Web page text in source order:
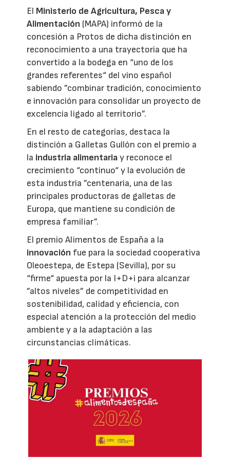
El Ministerio de Agricultura, Pesca y
Alimentación (MAPA) informó de la
concesión a Protos de dicha distinción en
reconocimiento a una trayectoria que ha
convertido a la bodega en “uno de los
grandes referentes“ del vino español
sabiendo ”combinar tradición, conocimiento
e innovación para consolidar un proyecto de
excelencia ligado al territorio”.
En el resto de categorías, destaca la
distinción a Galletas Gullón con el premio a
la industria alimentariay reconoce el
crecimiento “continuo“ y la evolución de
esta industria ”centenaria, una de las
principales productoras de galletas de
Europa, que mantiene su condición de
empresa familiar”.
El premio Alimentos de España a la
innovación fue para la sociedad cooperativa
Oleoestepa, de Estepa (Sevilla), por su
“firme“ apuesta por la I+D+i para alcanzar
”altos niveles” de competitividad en
sostenibilidad, calidad y eficiencia, con
especial atención a la protección del medio
ambiente y a la adaptación a las
circunstancias climáticas.